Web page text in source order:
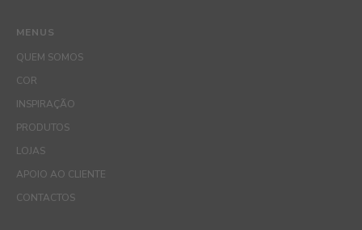
MENUS
QUEM SOMOS
COR
INSPIRAÇÃO
PRODUTOS
LOJAS
APOIO AO CLIENTE
CONTACTOS